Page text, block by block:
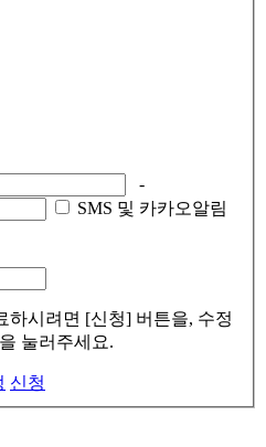
-
SMS 및 카카오알림
하시려면 [신청] 버튼을, 수정
눌러주세요.
신청